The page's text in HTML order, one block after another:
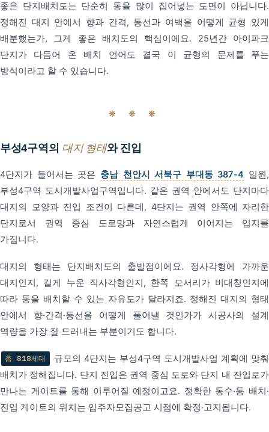
좋은 단지배치도는 단순히 동을 많이 집어넣는 도면이 아닙니다.
정해진 대지 안에서 향과 간격, 동선과 여백을 어떻게 균형 있게
배분했는가, 그게 좋은 배치도의 핵심이에요. 25년간 아이파크
단지가 다듬어 온 배치 언어도 결국 이 균형의 문제를 푸는
방식이라고 할 수 있습니다.
❋ ❋ ❋
부성4구역의 대지 형태와 진입
4단지가 들어서는 곳은 충남 천안시 서북구 부대동 387-4 일원,
부성4구역 도시개발사업구역입니다. 같은 권역 안에서도 단지마다
대지의 모양과 진입 조건이 다른데, 4단지는 권역 안쪽에 자리한
단지로서 권역 중심 도로망과 자연스럽게 이어지는 입지를
가집니다.
대지의 형태는 단지배치도의 출발점이에요. 정사각형에 가까운
대지인지, 길게 누운 직사각형인지, 한쪽 모서리가 비대칭인지에
따라 동을 배치할 수 있는 자유도가 달라지죠. 정해진 대지의 형태
안에서 향·간격·동선을 어떻게 풀어낼 것인가가 시공사의 설계
역량을 가장 잘 드러내는 부분이기도 합니다.
총 818세대
규모의 4단지는 부성4구역 도시개발사업 계획에 맞춰
배치가 정해집니다. 단지 진입은 권역 중심 도로와 단지 내 진입로가
만나는 게이트를 통해 이루어질 예정이고요. 정확한 동수·동 배치·
진입 게이트의 위치는 입주자모집공고 시점에 확정·고지됩니다.